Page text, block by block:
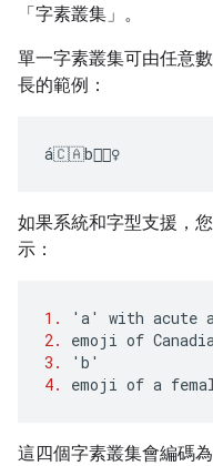
「字素叢集」 。
單一字素叢集可由任意
長的範例：
如果系統和字型支援，
示：
1. ' a' with acute
2.
emoji of
3.
' b '
4.
emoji of a
這四個字素叢集會編碼為